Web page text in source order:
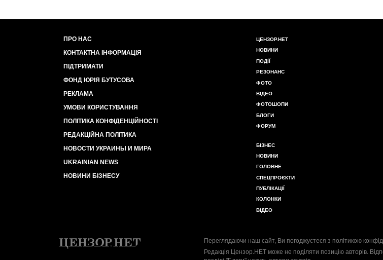
ПРО НАС
КОНТАКТНА ІНФОРМАЦІЯ
ПІДТРИМАТИ
ФОНД ЮРІЯ БУТУСОВА
РЕКЛАМА
УМОВИ КОРИСТУВАННЯ
ПОЛІТИКА КОНФІДЕНЦІЙНОСТІ
РЕДАКЦІЙНА ПОЛІТИКА
НОВОСТИ УКРАИНЫ И МИРА
UKRAINIAN NEWS
НОВИНИ БІЗНЕСУ
ЦЕНЗОР.НЕТ
НОВИНИ
ПОДІЇ
РЕЗОНАНС
ФОТО
ВІДЕО
ФОТОШОПИ
БЛОГИ
ФОРУМ
БІЗНЕС
НОВИНИ
ГОЛОВНЕ
СПЕЦПРОЄКТИ
ПУБЛІКАЦІЇ
КОЛОНКИ
ВІДЕО
Переглядаючи наш сайт, Ви погоджуєтеся з політикою
Редакція Цензор.НЕТ може не поділяти позицію авторів.